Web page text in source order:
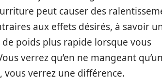
peut causer des
aux effets désirés, à savoir
poids plus rapide lorsque vous
verrez qu’en ne mangeant
vous verrez une différence.